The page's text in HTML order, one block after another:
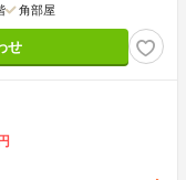
角部屋
せ